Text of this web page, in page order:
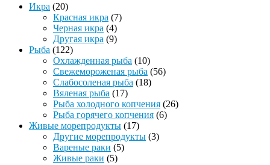
Икра (20)
Красная икра (7)
Черная икра (4)
Другая икра (9)
Рыба (122)
Охлажденная рыба (10)
Свежемороженая рыба (56)
Слабосоленая рыба (18)
Вяленая рыба (17)
Рыба холодного копчения (26)
Рыба горячего копчения (6)
Живые морепродукты (17)
Другие морепродукты (3)
Вареные раки (5)
Живые раки (5)